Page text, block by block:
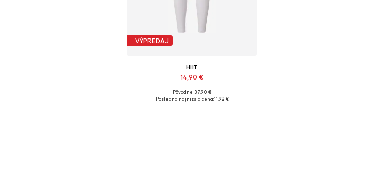
VÝPREDAJ
HIIT
14,90 €
Dostupné veľkosti: S
Pôvodne: 37,90 €
Posledná najnižšia cena:11,92 €